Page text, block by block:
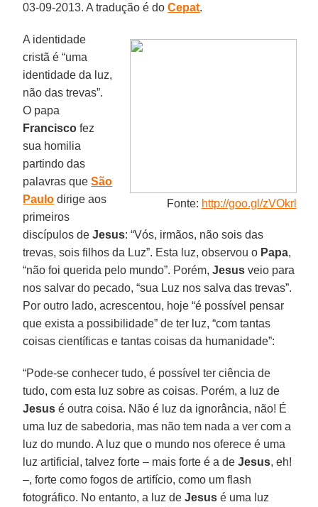
03-09-2013. A tradução é doCepat.
Fonte: http://goo.gl/zVOkrl
A identidade
cristã é “uma
identidade da luz,
não das trevas”.
O papa
Francisco fez
sua homilia
partindo das
palavras queSão
Paulo dirige aos
primeiros
discípulos deJesus: “Vós, irmãos, não sois das
trevas, sois filhos da Luz”. Esta luz, observou o Papa,
“não foi querida pelo mundo”. Porém,Jesus veio para
nos salvar do pecado, “sua Luz nos salva das trevas”.
Por outro lado, acrescentou, hoje “é possível pensar
que exista a possibilidade” de ter luz, “com tantas
coisas científicas e tantas coisas da humanidade”:
“Pode-se conhecer tudo, é possível ter ciência de
tudo, com esta luz sobre as coisas. Porém, a luz de
Jesus é outra coisa. Não é luz da ignorância, não! É
uma luz de sabedoria, mas não tem nada a ver com a
luz do mundo. A luz que o mundo nos oferece é uma
luz artificial, talvez forte – mais forte é a deJesus, eh!
–, forte como fogos de artifício, como um flash
fotográfico. No entanto, a luz deJesus é uma luz